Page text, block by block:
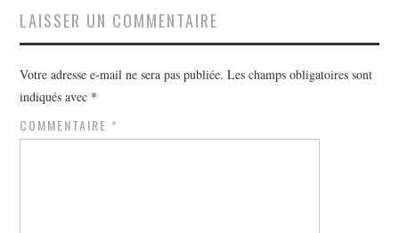
LAISSER UN COMMENTAIRE
Votre adresse e-mail ne sera pas publiée. Les champs obligatoires sont
indiqués avec *
COMMENTAIRE *